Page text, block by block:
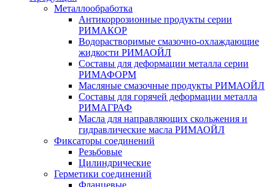
Металлообработка
Антикоррозионные продукты серии
РИМАКОР
Водорастворимые смазочно-охлаждающие
жидкости РИМАОЙЛ
Составы для деформации металла серии
РИМАФОРМ
Масляные смазочные продукты РИМАОЙЛ
Составы для горячей деформации металла
РИМАГРАФ
Масла для направляющих скольжения и
гидравлические масла РИМАОЙЛ
Фиксаторы соединений
Резьбовые
Цилиндрические
Герметики соединений
Фланцевые